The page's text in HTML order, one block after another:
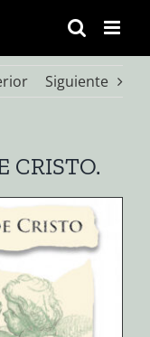
Siguiente
CRISTO.